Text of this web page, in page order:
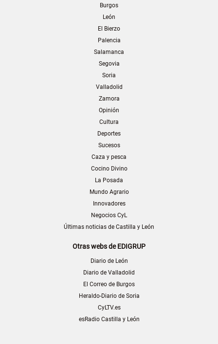
Burgos
León
El Bierzo
Palencia
Salamanca
Segovia
Soria
Valladolid
Zamora
Opinión
Cultura
Deportes
Sucesos
Caza y pesca
Cocino Divino
La Posada
Mundo Agrario
Innovadores
Negocios CyL
Últimas noticias de Castilla y León
Otras webs de EDIGRUP
Diario de León
Diario de Valladolid
El Correo de Burgos
Heraldo-Diario de Soria
CyLTV.es
esRadio Castilla y León